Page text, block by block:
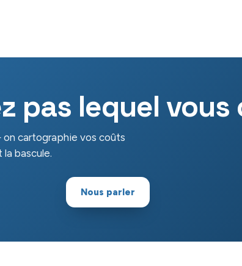
pas lequel
cartographie vos coûts
bascule.
Nous parler